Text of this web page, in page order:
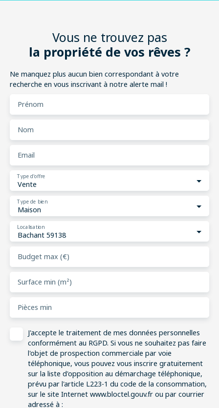
Vous ne trouvez pas
la propriété de vos rêves ?
Ne manquez plus aucun bien correspondant à votre
recherche en vous inscrivant à notre alerte mail !
Prénom
Nom
Email
Vente
Type d'offre
Maison
Type de bien
Bachant 59138
Localisation
Budget max (€)
Surface min (m²)
Pièces min
J'accepte le traitement de mes données personnelles
conformément au RGPD. Si vous ne souhaitez pas faire
l'objet de prospection commerciale par voie
téléphonique, vous pouvez vous inscrire gratuitement
sur la liste d'opposition au démarchage téléphonique,
prévu par l'article L223-1 du code de la consommation,
sur le site Internet www.bloctel.gouv.fr ou par courrier
adressé à :